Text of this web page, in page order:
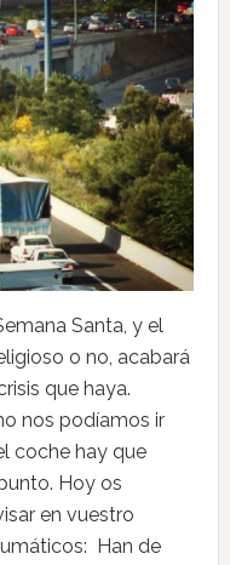
Santa, y el
o no, acabará
que haya.
nos podíamos ir
coche hay que
Hoy os
en vuestro
Han de